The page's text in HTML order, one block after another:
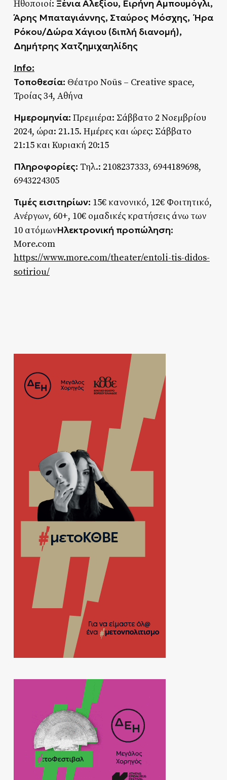
Ηθοποιοί: Ξένια Αλεξίου, Ειρήνη Αμπουμόγλι,
Άρης Μπαταγιάννης, Σταύρος Μόσχης, Ήρα
Ρόκου/Δώρα Χάγιου (διπλή διανομή),
Δημήτρης Χατζημιχαηλίδης
Info:
Τοποθεσία: Θέατρο Noūs – Creative space,
Τροίας 34, Αθήνα
Ημερομηνία: Πρεμιέρα: Σάββατο 2 Νοεμβρίου
2024, ώρα: 21.15. Ημέρες και ώρες: Σάββατο
21:15 και Κυριακή 20:15
Πληροφορίες: Τηλ.: 2108237333, 6944189698,
6943224305
Τιμές εισιτηρίων: 15€ κανονικό, 12€ Φοιτητικό,
Ανέργων, 60+, 10€ ομαδικές κρατήσεις άνω των
10 ατόμωνΗλεκτρονική προπώληση:
More.com
https://www.more.com/theater/entoli-tis-didos-
sotiriou/